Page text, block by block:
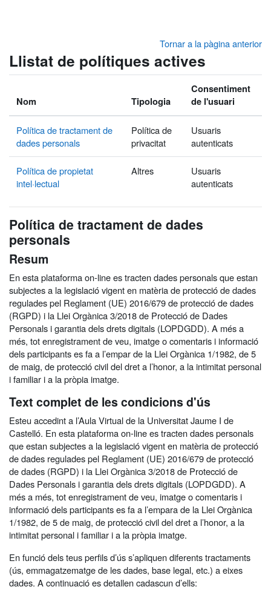
Tornar a la pàgina anterior
Llistat de polítiques actives
Nom Tipologia
Consentiment
de l'usuari
Política de tractament de
dades personals
Política de
privacitat
Usuaris
autenticats
Política de propietat
intel·lectual
Altres
Usuaris
autenticats
Política de tractament de dades
personals
Resum
En esta plataforma on-line es tracten dades personals que estan
subjectes a la legislació vigent en matèria de protecció de dades
regulades pel Reglament (UE) 2016/679 de protecció de dades
(RGPD) i la Llei Orgànica 3/2018 de Protecció de Dades
Personals i garantia dels drets digitals (LOPDGDD). A més a
més, tot enregistrament de veu, imatge o comentaris i informació
dels participants es fa a l’empar de la Llei Orgànica 1/1982, de 5
de maig, de protecció civil del dret a l’honor, a la intimitat personal
i familiar i a la pròpia imatge.
Text complet de les condicions d'ús
Esteu accedint a l’Aula Virtual de la Universitat Jaume I de
Castelló. En esta plataforma on-line es tracten dades personals
que estan subjectes a la legislació vigent en matèria de protecció
de dades regulades pel Reglament (UE) 2016/679 de protecció
de dades (RGPD) i la Llei Orgànica 3/2018 de Protecció de
Dades Personals i garantia dels drets digitals (LOPDGDD). A
més a més, tot enregistrament de veu, imatge o comentaris i
informació dels participants es fa a l’empara de la Llei Orgànica
1/1982, de 5 de maig, de protecció civil del dret a l’honor, a la
intimitat personal i familiar i a la pròpia imatge.
En funció dels teus perfils d’ús s’apliquen diferents tractaments
(ús, emmagatzematge de les dades, base legal, etc.) a eixes
dades. A continuació es detallen cadascun d’ells: